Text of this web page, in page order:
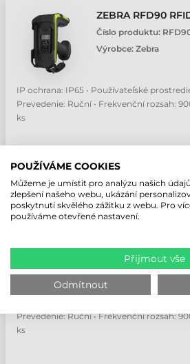
ZEBRA RFD90
Číslo produktu:
Výrobce: Zebra
IP ochrana: IP65 • Používateľské
Prevedenie: Ruční • Frekvenční rozsah:
ks
Výrobce:Zebra
Prevedenie: Ruční • Frekvenční rozsah:
ks
POUŽÍVÁME COOKIES
Můžeme je umístit pro analýzu našich
zlepšení našeho webu, ukázání
poskytnutí skvělého zážitku z webu. Pro
používáme otevřené nastavení.
Přijmout vše
Odmítnout